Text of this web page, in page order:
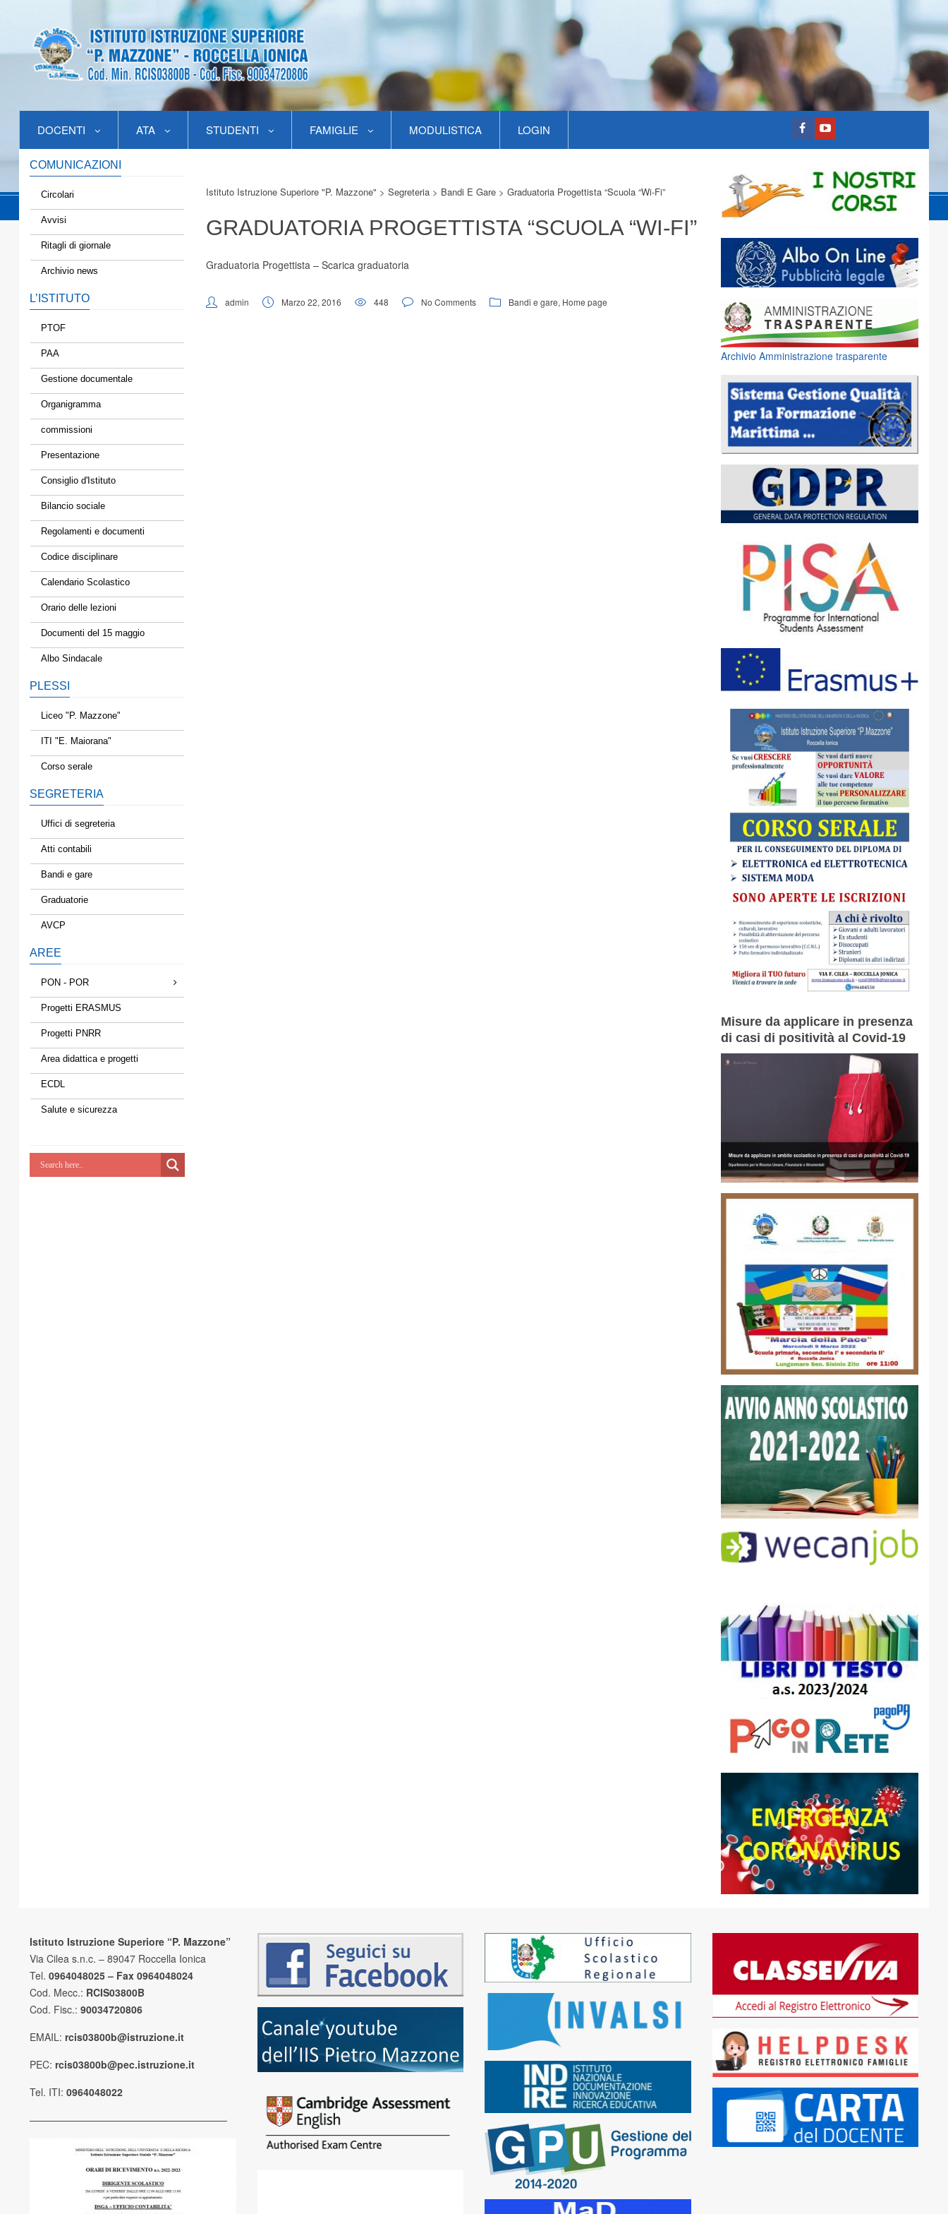
DOCENTI ATA STUDENTI FAMIGLIE MODULISTICA LOGIN
COMUNICAZIONI
Circolari
Avvisi
Ritagli di giornale
Archivio news
L’ISTITUTO
PTOF
PAA
Gestione documentale
Organigramma
commissioni
Presentazione
Consiglio d'Istituto
Bilancio sociale
Regolamenti e documenti
Codice disciplinare
Calendario Scolastico
Orario delle lezioni
Documenti del 15 maggio
Albo Sindacale
PLESSI
Liceo "P. Mazzone"
ITI "E. Maiorana"
Corso serale
SEGRETERIA
Uffici di segreteria
Atti contabili
Bandi e gare
Graduatorie
AVCP
AREE
PON - POR
Progetti ERASMUS
Progetti PNRR
Area didattica e progetti
ECDL
Salute e sicurezza
Istituto Istruzione Superiore "P. Mazzone" > Segreteria > Bandi E Gare > Graduatoria Progettista “scuola “Wi-Fi”
GRADUATORIA PROGETTISTA “SCUOLA “WI-FI”
Graduatoria Progettista – Scarica graduatoria
admin Marzo 22, 2016 448 No Comments Bandi e gare, Home page
Archivio Amministrazione trasparente
Misure da applicare in presenza
di casi di positività al Covid-19
Istituto Istruzione Superiore “P. Mazzone”
Via Cilea s.n.c. – 89047 Roccella Ionica
Tel. 0964048025 – Fax 0964048024
Cod. Mecc.: RCIS03800B
Cod. Fisc.: 90034720806
EMAIL: rcis03800b@istruzione.it
PEC: rcis03800b@pec.istruzione.it
Tel. ITI: 0964048022
————————————————————